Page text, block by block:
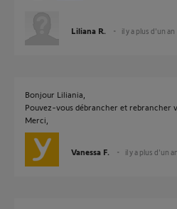
Liliana R. il y a plus d'un an
Bonjour Liliania,
Pouvez-vous débrancher et rebrancher
Merci,
Vanessa F. il y a plus d'un an